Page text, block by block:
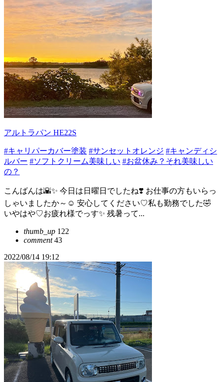
アルトラパン HE22S
#キャリパーカバー塗装 #サンセットオレンジ #キャンディシ
ルバー #ソフトクリーム美味しい #お盆休み？それ美味しい
の？
こんばんは🌇✨ 今日は日曜日でしたね❣️ お仕事の方もいらっ
しゃいましたか～☺️ 安心してください♡私も勤務でした🤣
いやはや♡お疲れ様でっす✨ 残暑って...
thumb_up 122
comment43
2022/08/14 19:12